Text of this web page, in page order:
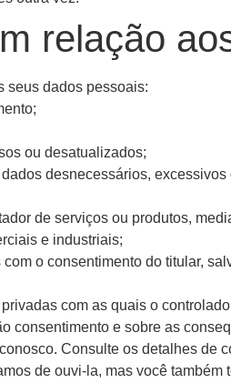
relação
seus dados pessoais:
ou desatualizados;
desnecessários,
de serviços ou produtos,
e industriais;
o consentimento do titular,
com as quais o
consentimento e sobre as
Consulte os detalhes
de ouvi-la, mas você